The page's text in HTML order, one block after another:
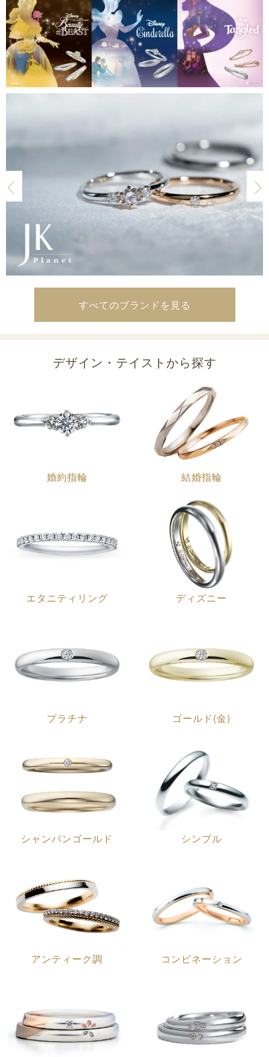
すべてのブランドを見る
デザイン・テイストから探す
婚約指輪 結婚指輪
エタニティリング ディズニー
プラチナ ゴールド(金)
シャンパンゴールド シンプル
アンティーク調 コンビネーション